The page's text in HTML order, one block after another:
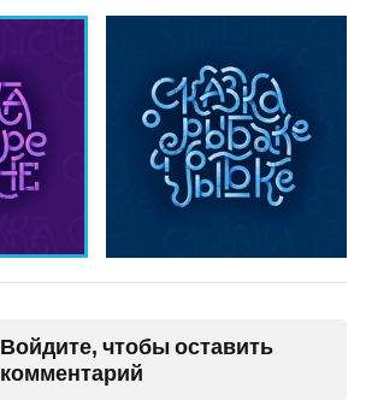
Войдите, чтобы оставить
комментарий